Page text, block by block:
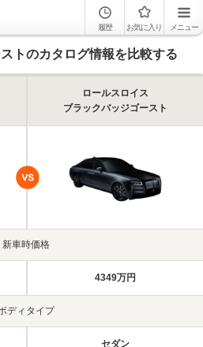
履歴 お気に入り メニュー
トのカタログ情報を比較する
ロールスロイス
ブラックバッジゴースト
新車時価格
4349万円
ディタイプ
セダン